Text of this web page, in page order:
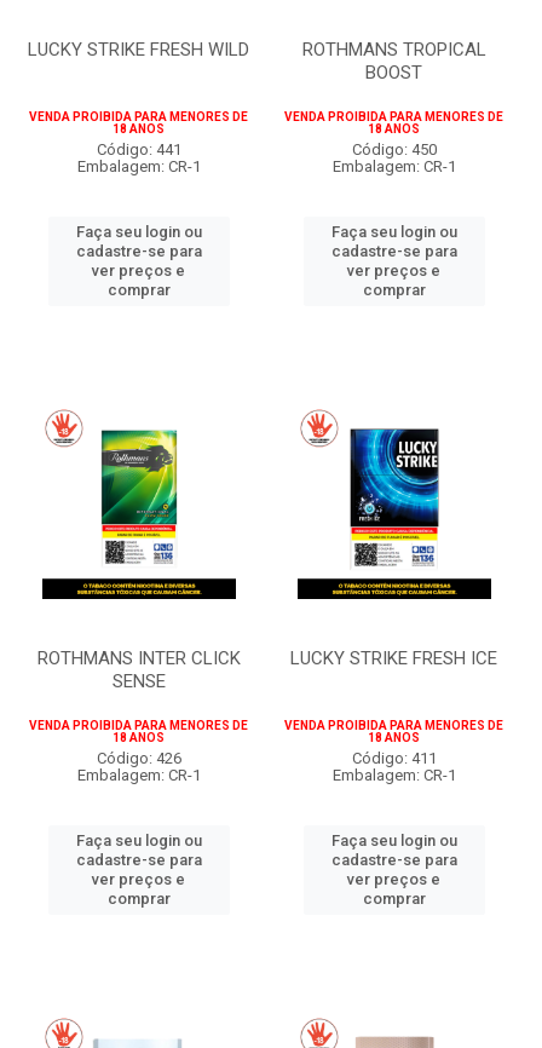
LUCKY STRIKE FRESH WILD
VENDA PROIBIDA PARA MENORES DE
18 ANOS
Código: 441
Embalagem: CR-1
Faça seu login ou
cadastre-se para
ver preços e
comprar
ROTHMANS TROPICAL
BOOST
VENDA PROIBIDA PARA MENORES DE
18 ANOS
Código: 450
Embalagem: CR-1
Faça seu login ou
cadastre-se para
ver preços e
comprar
ROTHMANS INTER CLICK
SENSE
VENDA PROIBIDA PARA MENORES DE
18 ANOS
Código: 426
Embalagem: CR-1
Faça seu login ou
cadastre-se para
ver preços e
comprar
LUCKY STRIKE FRESH ICE
VENDA PROIBIDA PARA MENORES DE
18 ANOS
Código: 411
Embalagem: CR-1
Faça seu login ou
cadastre-se para
ver preços e
comprar